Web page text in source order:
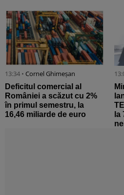
13:34 • Cornel Ghimeșan
Deficitul comercial al
României a scăzut cu 2%
în primul semestru, la
16,46 miliarde de euro
la